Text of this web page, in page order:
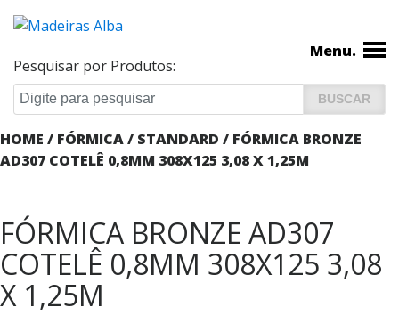
Pesquisar por Produtos:
Menu.
HOME / FÓRMICA/ STANDARD / FÓRMICA BRONZE
AD307 COTELÊ 0,8MM 308X125 3,08 X 1,25M
FÓRMICA BRONZE AD307
COTELÊ 0,8MM 308X125 3,08
X 1,25M